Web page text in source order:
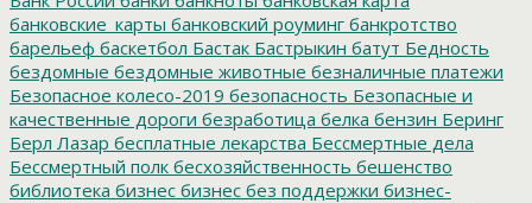
банковские_карты банковский роуминг банкротство
барельеф баскетбол Бастак Бастрыкин батут Бедность
бездомные бездомные животные безналичные платежи
Безопасное колесо-2019 безопасность Безопасные и
качественные дороги безработица белка бензин Беринг
Берл Лазар бесплатные лекарства Бессмертные дела
Бессмертный полк бесхозяйственность бешенство
библиотека бизнес бизнес без поддержки бизнес-